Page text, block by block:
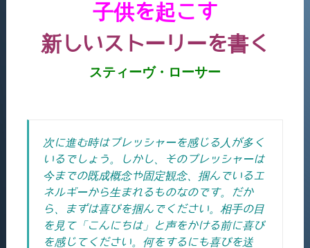
子供を起こす
新しいストーリーを書く
スティーヴ・ローサー
次に進む時はプレッシャーを感じる人が多く
いるでしょう。しかし、そのプレッシャーは
今までの既成概念や固定観念、掴んでいるエ
ネルギーから生まれるものなのです。だか
ら、まずは喜びを掴んでください。相手の目
を見て「こんにちは」と声をかける前に喜び
を感じてください。何をするにも喜びを送